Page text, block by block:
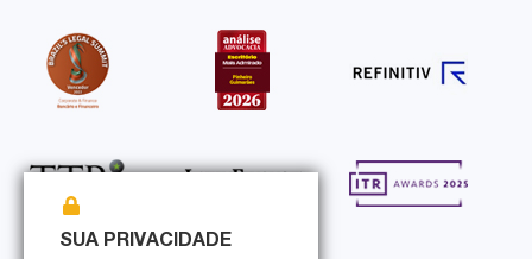
SUA PRIVACIDADE